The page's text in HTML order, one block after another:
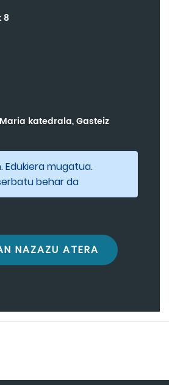
8
katedrala, Gasteiz
Edukiera mugatua.
behar da
NAZAZU ATERA